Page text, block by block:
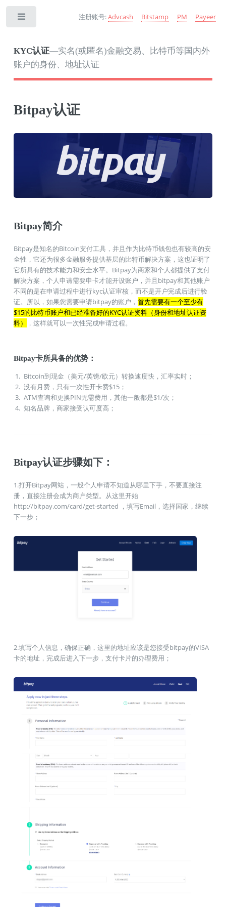
KYC认证—实名(或匿名)金融交易、比特币等国内外
账户的身份、地址认证
注册账号:Advcash Bitstamp PM Payeer
Bitpay认证
Bitpay简介
Bitpay是知名的Bitcoin支付工具，并且作为比特币钱包也有较高的安
全性，它还为很多金融服务提供基层的比特币解决方案，这也证明了
它所具有的技术能力和安全水平。Bitpay为商家和个人都提供了支付
解决方案，个人申请需要申卡才能开设账户，并且bitpay和其他账户
不同的是在申请过程中进行kyc认证审核，而不是开户完成后进行验
证。所以，如果您需要申请bitpay的账户， 首先需要有一个至少有
$15的比特币账户和已经准备好的KYC认证资料（身份和地址认证资
料）
，这样就可以一次性完成申请过程。
Bitpay卡所具备的优势：
Bitcoin到现金（美元/英镑/欧元）转换速度快，汇率实时；
没有月费，只有一次性开卡费$15；
ATM查询和更换PIN无需费用，其他一般都是$1/次；
知名品牌，商家接受认可度高；
Bitpay认证步骤如下：
1.打开Bitpay网站，一般个人申请不知道从哪里下手，不要直接注
册，直接注册会成为商户类型。从这里开始
http://bitpay.com/card/get-started ，填写Email，选择国家，继续
下一步；
2.填写个人信息，确保正确，这里的地址应该是您接受bitpay的VISA
卡的地址，完成后进入下一步，支付卡片的办理费用；